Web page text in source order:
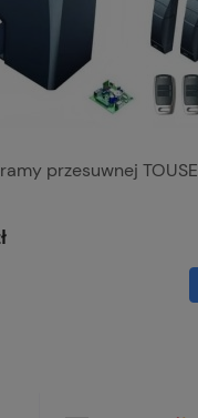
przesuwnej